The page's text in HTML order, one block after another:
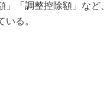
」「調整控除額」など
る。